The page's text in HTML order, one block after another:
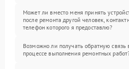
Может ли вместо меня принять
после ремонта другой человек,
телефон которого я предоставлю?
Возможно ли получать обратную связь
процессе выполнения ремонтных